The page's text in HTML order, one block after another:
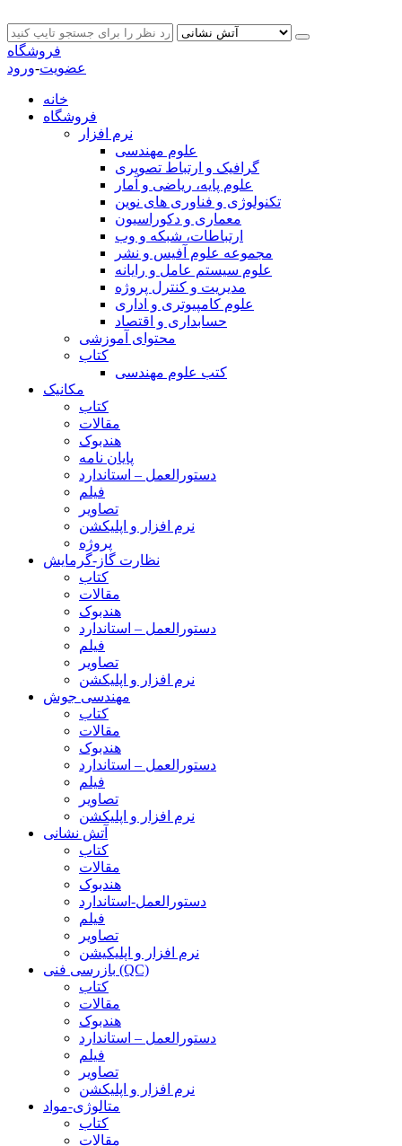
فروشگاه
عضویت-ورود
خانه
فروشگاه
نرم افزار
علوم مهندسی
گرافیک و ارتباط تصویری
علوم پایه، ریاضی و آمار
تکنولوژی و فناوری های نوین
معماری و دکوراسیون
ارتباطات، شبکه و وب
مجموعه علوم آفیس و نشر
علوم سیستم عامل و رایانه
مدیریت و کنترل پروژه
علوم کامپیوتری و اداری
حسابداری و اقتصاد
محتوای آموزشی
کتاب
کتب علوم مهندسی
مکانیک
کتاب
مقالات
هندبوک
پایان نامه
دستورالعمل – استاندارد
فیلم
تصاویر
نرم افزار و اپلیکشن
پروژه
نظارت گاز-گرمایش
کتاب
مقالات
هندبوک
دستورالعمل – استاندارد
فیلم
تصاویر
نرم افزار و اپلیکشن
مهندسی جوش
کتاب
مقالات
هندبوک
دستورالعمل – استاندارد
فیلم
تصاویر
نرم افزار و اپلیکشن
آتش نشانی
کتاب
مقالات
هندبوک
دستورالعمل-استاندارد
فیلم
تصاویر
نرم افزار و اپلیکیشن
بازرسی فنی (QC)
کتاب
مقالات
هندبوک
دستورالعمل – استاندارد
فیلم
تصاویر
نرم افزار و اپلیکشن
متالوژی-مواد
کتاب
مقالات